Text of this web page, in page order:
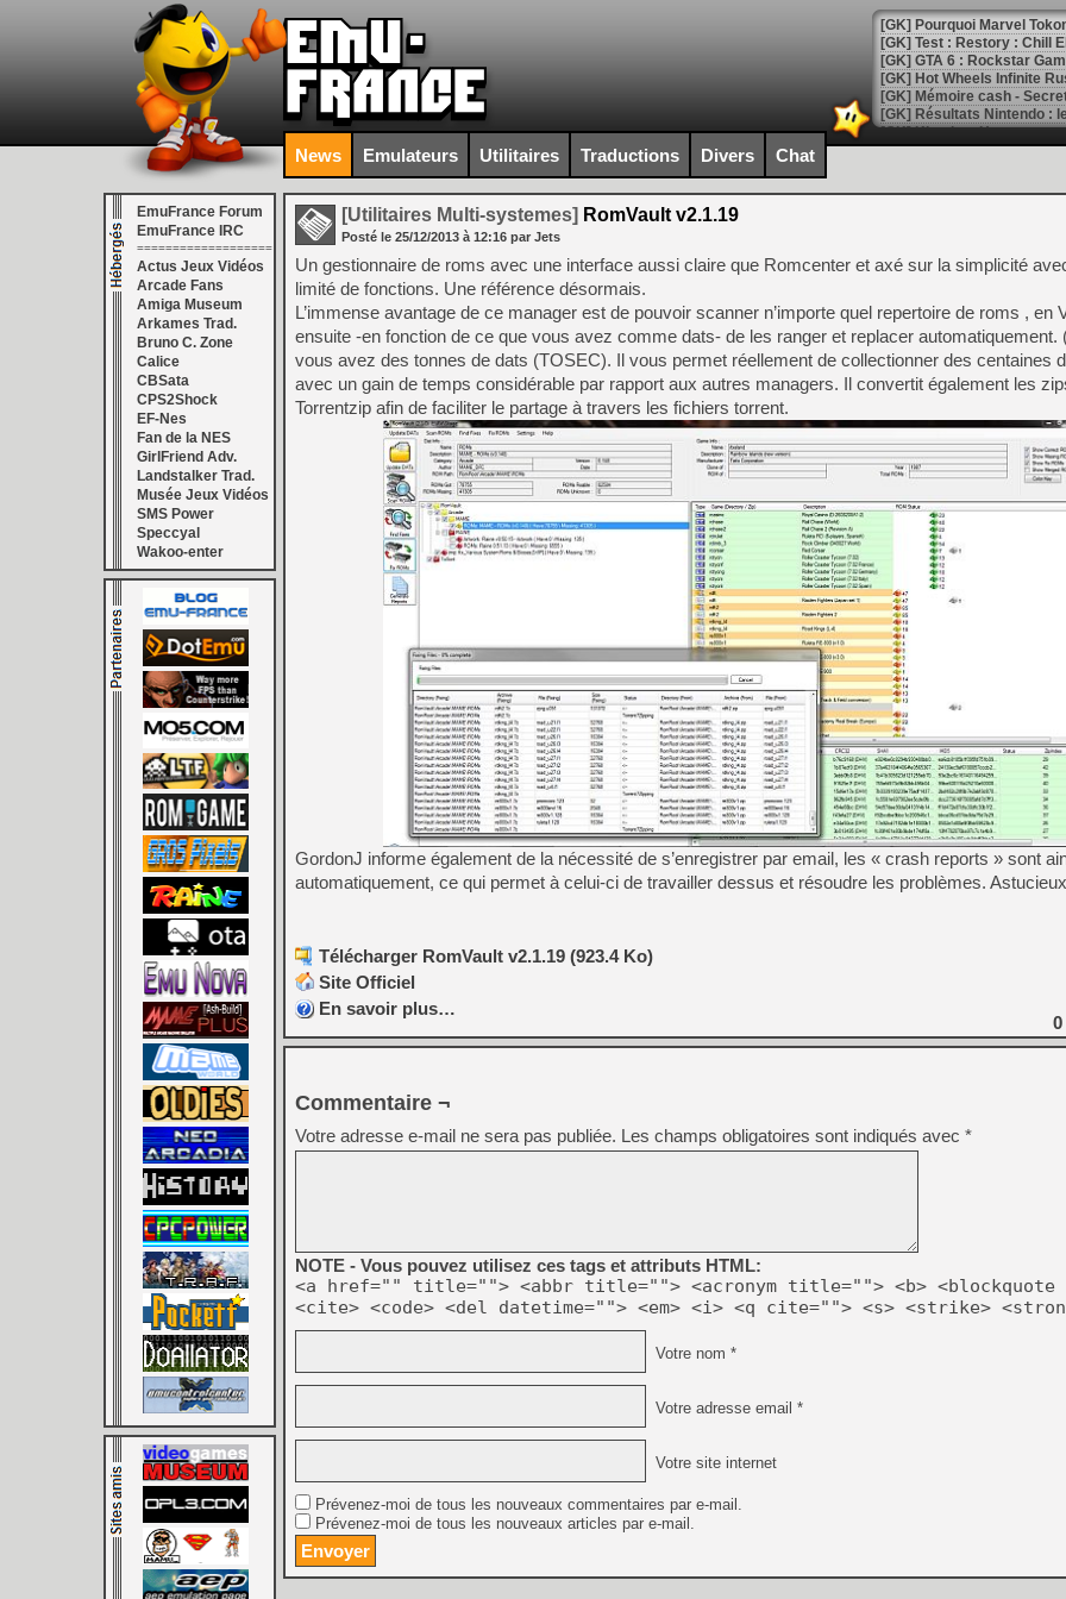
[GK] Pourquoi Marvel
[GK] Test : Restory : Chill
[GK] GTA 6 : Rockstar
[GK] Hot Wheels Infinite
[GK] Mémoire cash -
[GK] Résultats Nintendo :
[GK] Déjà des
[Mo5] Brickboy cherche à
[GK] Minecraft et ses «
[GK] Beast of
[GK] Ubisoft : fin de partie
[GK] Mémoire cash -
[GK] Dan Houser (GTA)
[GK] Comment EA Sports
[GK] Crimson Moon : un
[GK] Isle of Reveries : le
[GK] Moonlighter 2 : The
[GK] Capcom relance
[Mo5] Deux inédits du
[GK] Le beat'em up The
[GK] Endless Legend 2 :
[LS] [PS5] Le WebKit
[GK] Oubliez Crazy Taxi,
[LS] [Switch] NSZ 5.0.0
[GK] No More Room in
[GK] Un chatbot Atelier
[GK] Mémoire cash -
[GK] Nvidia : le prix des
[GK] Suikoden Star Leap :
[Mo5] La mini borne
News Emulateurs Utilitaires Traductions Divers Chat
EmuFrance Forum
EmuFrance IRC
===================
Actus Jeux Vidéos
Arcade Fans
Amiga Museum
Arkames Trad.
Bruno C. Zone
Calice
CBSata
CPS2Shock
EF-Nes
Fan de la NES
GirlFriend Adv.
Landstalker Trad.
Musée Jeux Vidéos
SMS Power
Speccyal
Wakoo-enter
[Utilitaires Multi-systemes] RomVault v2.1.19
Posté le 25/12/2013 à 12:16 par Jets
Un gestionnaire de roms avec une interface aussi claire que Romcenter et axé sur la simplicité
limité de fonctions. Une référence désormais.
L’immense avantage de ce manager est de pouvoir scanner n’importe quel repertoire de roms , en
ensuite -en fonction de ce que vous avez comme dats- de les ranger et replacer automatiquement.
vous avez des tonnes de dats (TOSEC). Il vous permet réellement de collectionner des centaines
avec un gain de temps considérable par rapport aux autres managers. Il convertit également les
Torrentzip afin de faciliter le partage à travers les fichiers torrent.
GordonJ informe également de la nécessité de s’enregistrer par email, les « crash reports » sont
automatiquement, ce qui permet à celui-ci de travailler dessus et résoudre les problèmes.
Télécharger RomVault v2.1.19 (923.4 Ko)
Site Officiel
En savoir plus…
0
Commentaire ¬
Votre adresse e-mail ne sera pas publiée. Les champs obligatoires sont indiqués avec *
NOTE - Vous pouvez utilisez ces tags et attributs HTML:
<a href="" title=""> <abbr title=""> <acronym title=""> <b> <blockquote
<cite> <code> <del datetime=""> <em> <i> <q cite=""> <s> <strike>
Votre nom *
Votre adresse email *
Votre site internet
Prévenez-moi de tous les nouveaux commentaires par e-mail.
Prévenez-moi de tous les nouveaux articles par e-mail.